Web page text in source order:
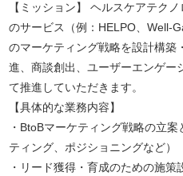
【ミッション】 ヘルスケアテク
のサービス（例：HELPO、Well-
のマーケティング戦略を設計構築
進、商談創出、ユーザーエンゲー
て推進していただきます。
【具体的な業務内容】
・BtoBマーケティング戦略の立
ティング、ポジショニングなど）
・リード獲得・育成のための施